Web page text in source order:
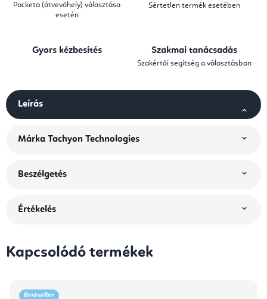
Packeta (átvevőhely) választása
esetén
Sértetlen termék esetében
Gyors kézbesítés Szakmai tanácsadás
Szakértői segítség a választásban
Leírás
Márka Tachyon Technologies
Beszélgetés
Értékelés
Kapcsolódó termékek
Bestseller